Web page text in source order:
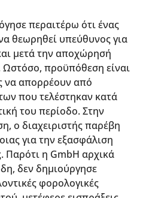
περαιτέρω ότι ένας
θεωρηθεί υπεύθυνος για
μετά την αποχώρησή
Ωστόσο, προϋπόθεση είναι
να απορρέουν από
που τελέστηκαν κατά
του περίοδο. Στην
ο διαχειριστής παρέβη
για την εξασφάλιση
η GmbH αρχικά
δεν δημιούργησε
φορολογικές